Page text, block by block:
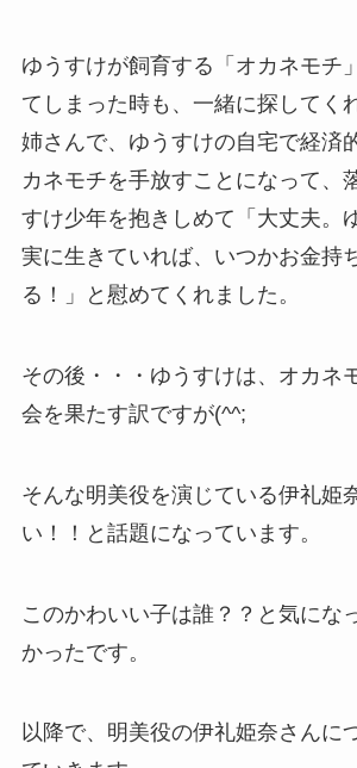
ゆうすけが飼育する「オカネモチ
てしまった時も、一緒に探してく
姉さんで、ゆうすけの自宅で経済
カネモチを手放すことになって、
すけ少年を抱きしめて「大丈夫。
実に生きていれば、いつかお金持
る！」と慰めてくれました。
その後・・・ゆうすけは、オカネ
会を果たす訳ですが(^^;
そんな明美役を演じている伊礼姫
い！！と話題になっています。
このかわいい子は誰？？と気にな
かったです。
以降で、明美役の伊礼姫奈さんに